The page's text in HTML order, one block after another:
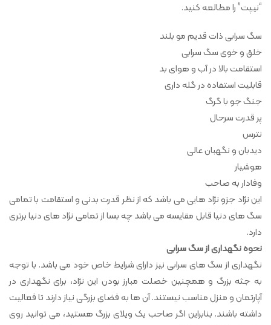
“نیپت” را مطالعه کنید.
سگ سرابی ذات قدیم مو بلند
خلق و خوی سگ سرابی
استقامت بالا در آب و هوای بد
قابلیت استفاده در گله داری
جنگ جو با گرگ
پر قدرت سرحال
نترس
دیدبان و نگهبان عالی
هوشیار
وفادار به صاحب
این نژاد جزو نژاد هایی می باشد که از نظر قدرت بدنی و استقامت با تمامی
سگ های دنیا قابل مقایسه می باشد چه بسا از تمامی نژاد های دنیا برتری
دارد.
نحوه نگهداری از سگ سرابی
نگهداری از سگ های سرابی نیز دارای شرایط خاص خود می باشد. با توجه
به جثه بزرگ و همچنین خصلت مبارز بودن این نژاد، برای نگهداری در
آپارتمان و منزل مناسب نیستند. آن ها به فضای بزرگی نیاز دارند تا فعالیت
داشته باشند. بنابراین اگر صاحب یک ویلای بزرگ هستید، می توانید روی